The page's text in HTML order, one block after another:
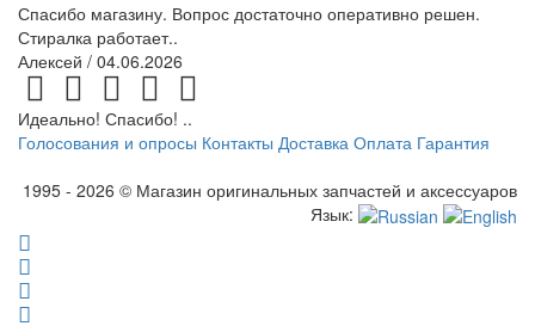
Спасибо магазину. Вопрос достаточно оперативно решен.
Стиралка работает..
Алексей / 04.06.2026
Идеально! Спасибо! ..
Голосования и опросы Контакты Доставка Оплата Гарантия
1995 - 2026 © Магазин оригинальных запчастей и аксессуаров
Язык: